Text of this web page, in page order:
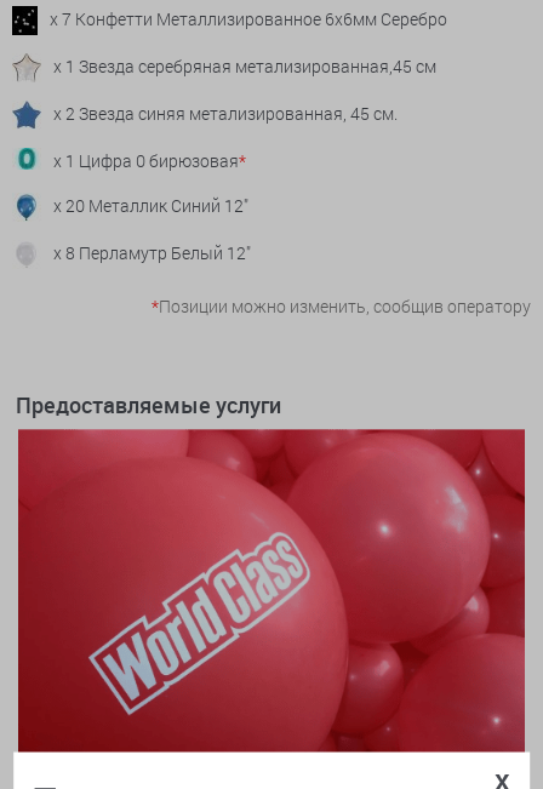
x 7 Конфетти Металлизированное 6х6мм Серебро
x 1 Звезда серебряная метализированная,45 см
x 2 Звезда синяя метализированная, 45 см.
x 1 Цифра 0 бирюзовая*
x 20 Металлик Синий 12"
x 8 Перламутр Белый 12"
*Позиции можно изменить, сообщив оператору
Предоставляемые услуги
x